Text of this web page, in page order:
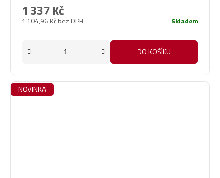
1 104,96 Kč bez DPH
1 337 Kč
Skladem
DO KOŠÍKU
NOVINKA